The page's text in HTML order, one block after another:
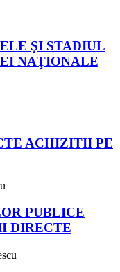
ŞI STADIUL
NAŢIONALE
ACHIZITII PE
PUBLICE
DIRECTE